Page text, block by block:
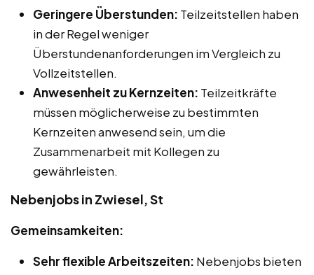
Geringere Überstunden: Teilzeitstellen haben
in der Regel weniger
Überstundenanforderungen im Vergleich zu
Vollzeitstellen.
Anwesenheit zu Kernzeiten: Teilzeitkräfte
müssen möglicherweise zu bestimmten
Kernzeiten anwesend sein, um die
Zusammenarbeit mit Kollegen zu
gewährleisten.
Nebenjobs in Zwiesel, St
Gemeinsamkeiten:
Sehr flexible Arbeitszeiten: Nebenjobs bieten